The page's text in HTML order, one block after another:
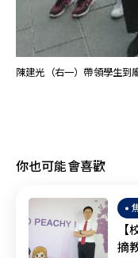
陳建光（右一）帶領學生到
你也可能會喜歡
摘